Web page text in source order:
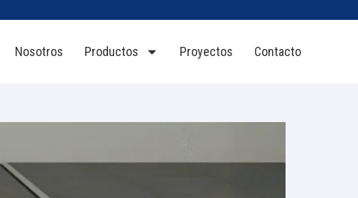
Nosotros Productos Proyectos Contacto